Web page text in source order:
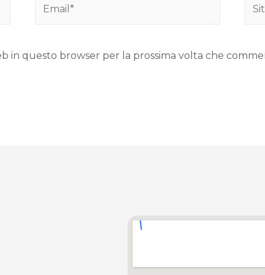
in questo browser per la prossima volta che